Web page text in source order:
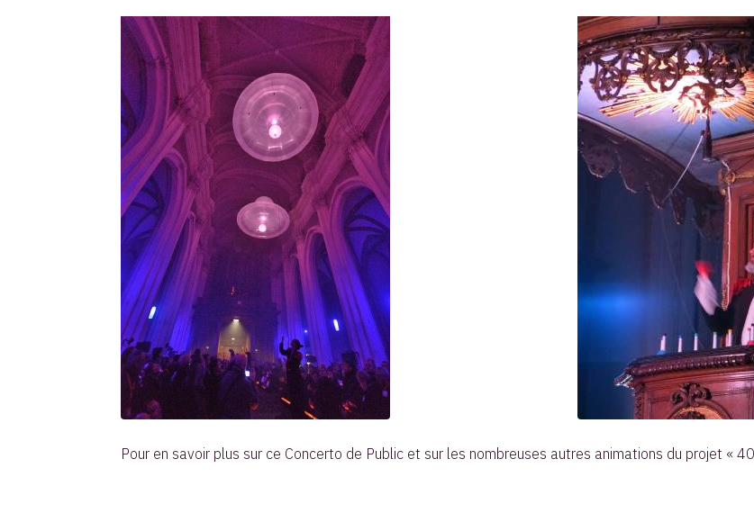
Pour en savoir plus sur ce Concerto de Public et sur les nombreuses autres animations du projet «